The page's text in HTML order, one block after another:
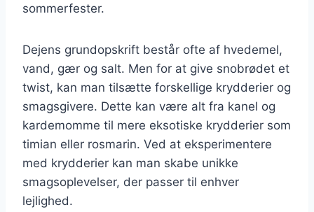
sommerfester.
Dejens grundopskrift består ofte af hvedemel,
vand, gær og salt. Men for at give snobrødet et
twist, kan man tilsætte forskellige krydderier og
smagsgivere. Dette kan være alt fra kanel og
kardemomme til mere eksotiske krydderier som
timian eller rosmarin. Ved at eksperimentere
med krydderier kan man skabe unikke
smagsoplevelser, der passer til enhver
lejlighed.